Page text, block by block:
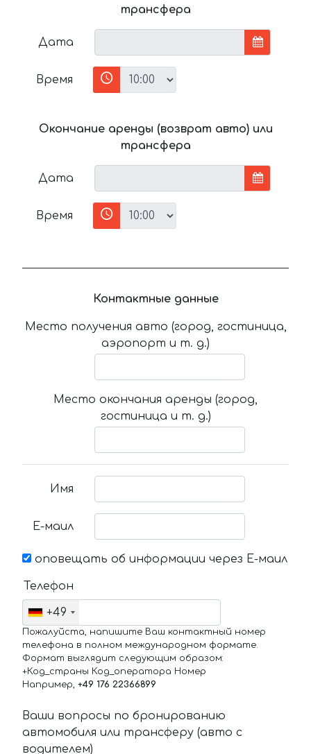
трансфера
Дата
Время
Окончание аренды (возврат авто) или
трансфера
Дата
Время
Контактные данные
Место получения авто (город, гостиница,
аэропорт и т. д.)
Место окончания аренды (город,
гостиница и т. д.)
Имя
Е-маил
оповещать об информации через Е-маил
Телефон
+49
Пожалуйста, напишите Ваш контактный номер
телефона в полном международном формате.
Формат выглядит следующим образом:
+Код_страны Код_оператора Номер
Например, +49 176 22366899
Ваши вопросы по бронированию
автомобиля или трансферу (авто с
водителем)